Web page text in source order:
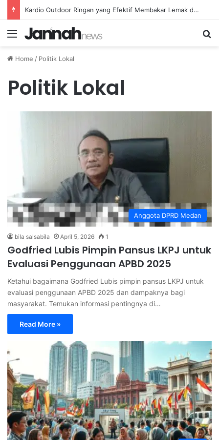
Kardio Outdoor Ringan yang Efektif Membakar Lemak dan Menyegarkan Tubuh Anda
Menu
Home / Politik Lokal
Politik Lokal
Anggota DPRD Medan
bila salsabila April 5, 2026 1
Godfried Lubis Pimpin Pansus LKPJ untuk
Evaluasi Penggunaan APBD 2025
Ketahui bagaimana Godfried Lubis pimpin pansus LKPJ untuk
evaluasi penggunaan APBD 2025 dan dampaknya bagi
masyarakat. Temukan informasi pentingnya di…
Read More »